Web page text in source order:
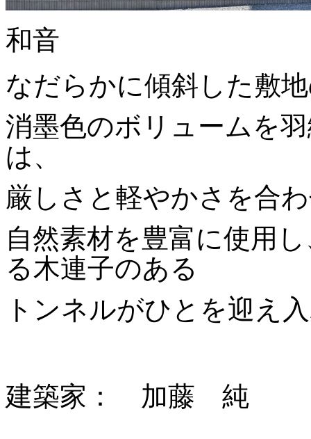
和音
なだらかに傾斜した敷
消墨色のボリュームを
は、
厳しさと軽やかさを合
自然素材を豊富に使用
る木連子のある
トンネルがひとを迎え
建築家： 加藤 純